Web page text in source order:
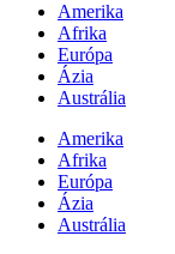
Amerika
Afrika
Európa
Ázia
Austrália
Amerika
Afrika
Európa
Ázia
Austrália